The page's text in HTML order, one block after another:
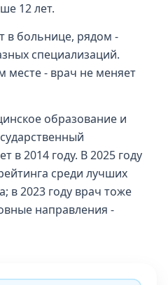
12 лет.
в больнице, рядом -
специализаций.
месте - врач не меняет
образование и
в 2014 году. В 2025 году
среди лучших
в 2023 году врач тоже
направления -